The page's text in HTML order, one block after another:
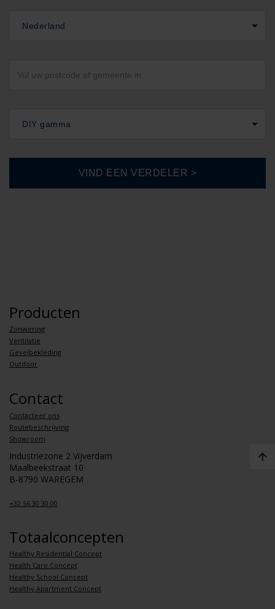
Nederland
DIY gamma
Producten
Zonwering
Ventilatie
Gevelbekleding
Outdoor
Contact
Contacteer ons
Routebeschrijving
Showroom
Industriezone 2 Vijverdam
Maalbeekstraat 10
B-8790 WAREGEM
+32 56 30 30 00
Totaalconcepten
Healthy Residential Concept
Health Care Concept
Healthy School Concept
Healthy Apartment Concept